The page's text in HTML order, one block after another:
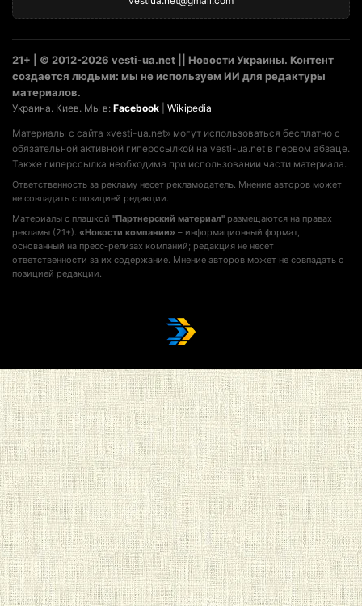
21+ | © 2012-2026 vesti-ua.net || Новости Украины. Контент
создается людьми: мы не используем ИИ для редактуры
материалов.
Украина. Киев. Мы в: Facebook Wikipedia
Материалы с сайта «vesti-ua.net» могут использоваться бесплатно с
обязательной активной гиперссылкой на vesti-ua.net в первом абзаце.
Также гиперссылка необходима при использовании части материала.
Ответственность за рекламу несет рекламодатель. Мнение авторов может
не совпадать с позицией редакции.
Материалы с плашкой "Партнерский материал" размещаются на правах
рекламы (21+). «Новости компании» – информационный формат,
основанный на пресс-релизах компаний; редакция не несет
ответственности за их содержание. Мнение авторов может не совпадать с
позицией редакции.